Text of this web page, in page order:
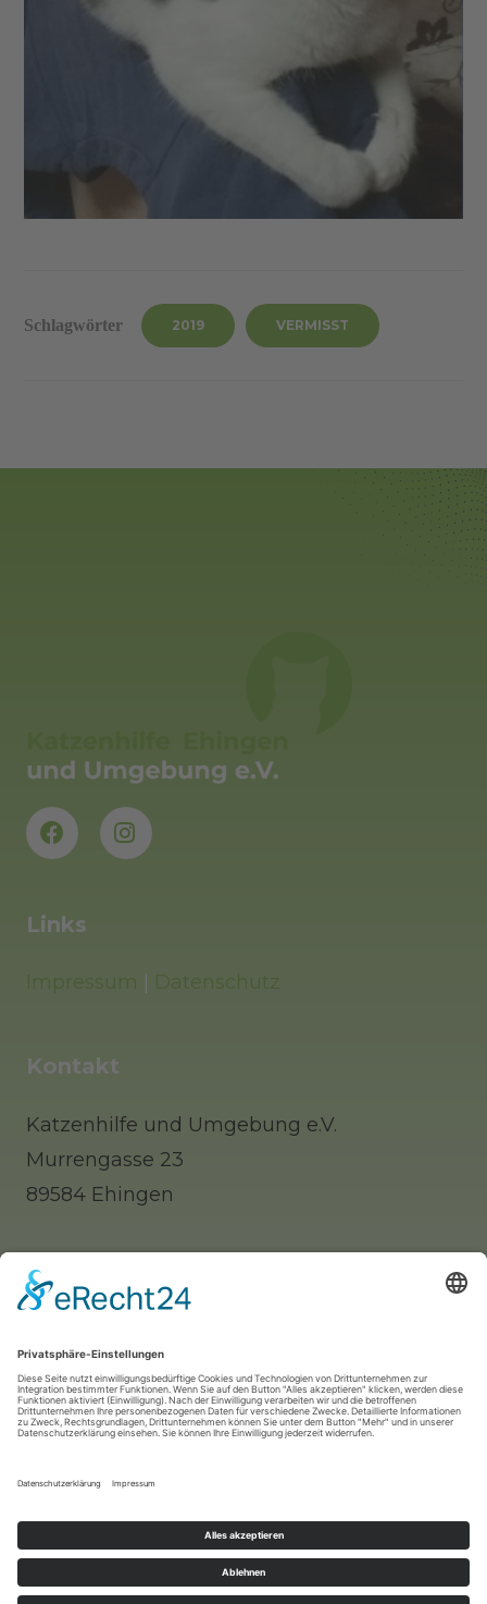
Schlagwörter 2019 VERMISST
Links
Impressum Datenschutz
Kontakt
Katzenhilfe und Umgebung e.V.
Murrengasse 23
89584 Ehingen
Tel: 0 73 91 / 77 0 88 65 (Telefonisch erst
nachmittags zu erreichen)
Whatsapp: 0177 / 9140312 (nur für Notfälle!)
Mail:info@katzenhilfe-ehingen.de
Katzenhilfe Ehingen und Umgebung e.V